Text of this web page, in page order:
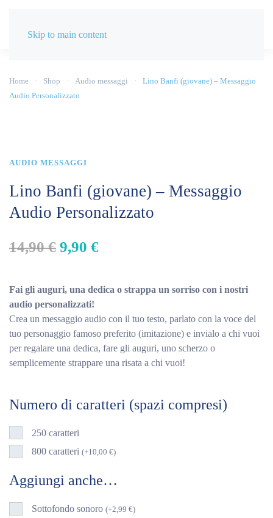
Skip to main content
Home Shop Audio messaggi
Lino Banfi (giovane) – Messaggio
Audio Personalizzato
AUDIO MESSAGGI
Lino Banfi (giovane) – Messaggio
Audio Personalizzato
14,90€ Il
originale
era:
14,90 €.
9,90 €Il
attuale
è:
9,90 €.
Fai gli auguri, una dedica o strappa un sorriso con i nostri
audio personalizzati!
Crea un messaggio audio con il tuo testo, parlato con la voce del
tuo personaggio famoso preferito (imitazione) e invialo a chi vuoi
per regalare una dedica, fare gli auguri, uno scherzo o
semplicemente strappare una risata a chi vuoi!
Numero di caratteri (spazi compresi)
250 caratteri
800 caratteri (+10,00 €)
Aggiungi anche…
Sottofondo sonoro (+2,99 €)